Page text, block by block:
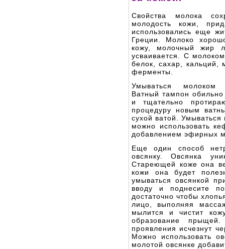
Свойства молока
молодость кожи,
использовались еще
Греции. Молоко
кожу, молочный жир
усваивается. С
белок, сахар, кальций,
ферменты.
Умываться молоком
Ватный тампон
и тщательно
процедуру новым
сухой ватой.
можно использовать
добавлением эфирных
Еще один способ
овсянку. Овсянка
Стареющей коже она
кожи она будет
умываться овсянкой
вводу и поднесите
достаточно чтобы
лицо, выполняя
мылится и чистит
образование
проявления исчезнут
Можно использовать
молотой овсянке